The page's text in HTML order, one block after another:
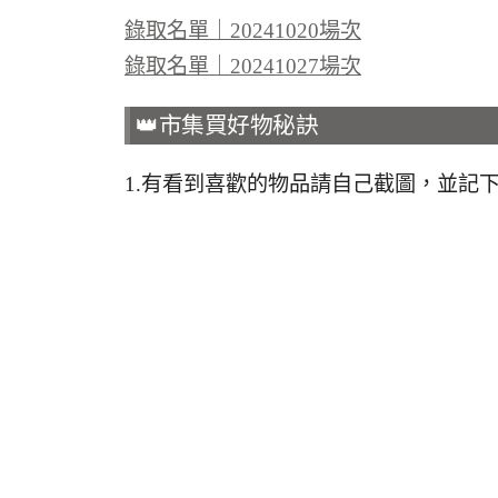
錄取名單｜20241020場次
錄取名單｜20241027場次
👑市集買好物秘訣
1.有看到喜歡的物品請自己截圖，並記